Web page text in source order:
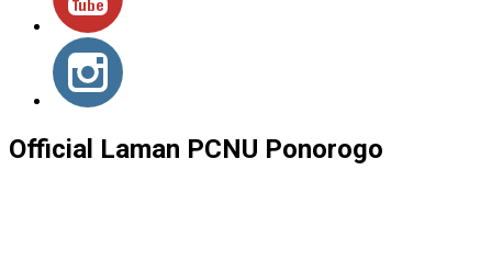
Official Laman PCNU Ponorogo